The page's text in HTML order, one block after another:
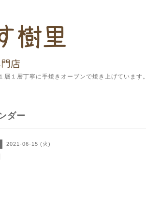
１層丁寧に手焼きオーブンで焼き上げています。
ダー
2021-06-15 (火)